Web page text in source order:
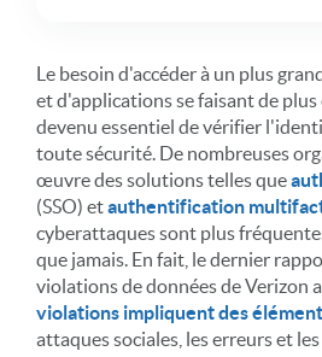
Le besoin d'accéder à un plus
et d'applications se faisant de plus
devenu essentiel de vérifier
toute sécurité. De nombreuses
œuvre des solutions telles que
(SSO) etauthentification
cyberattaques sont plus
que jamais. En fait, le dernier
violations de données de Verizon
violations impliquent des
attaques sociales, les erreurs et les